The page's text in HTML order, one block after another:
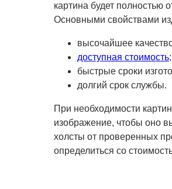
картина будет полностью
Основными свойствами
высочайшее
доступная стоимость;
быстрые сроки
долгий срок службы.
При необходимости
изображение, чтобы оно
холсты от проверенных
определиться со